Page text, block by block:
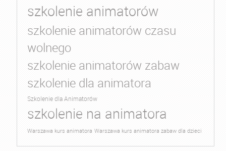
szkolenie animatorów
szkolenie animatorów czasu
wolnego
szkolenie animatorów zabaw
szkolenie dla animatora
Szkolenie dla Animatorów
szkolenie na animatora
Warszawa kurs animatora Warszawa kurs animatora zabaw dla dzieci